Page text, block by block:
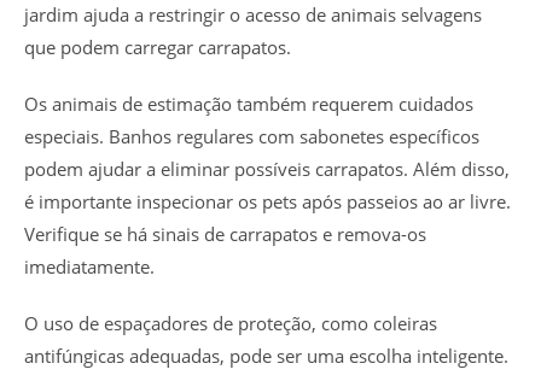
jardim ajuda a restringir o acesso de animais selvagens
que podem carregar carrapatos.
Os animais de estimação também requerem cuidados
especiais. Banhos regulares com sabonetes específicos
podem ajudar a eliminar possíveis carrapatos. Além disso,
é importante inspecionar os pets após passeios ao ar livre.
Verifique se há sinais de carrapatos e remova-os
imediatamente.
O uso de espaçadores de proteção, como coleiras
antifúngicas adequadas, pode ser uma escolha inteligente.